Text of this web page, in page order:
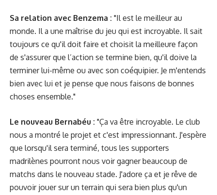
Sa relation avec Benzema : "Il est le meilleur au
monde. Il a une maîtrise du jeu qui est incroyable. Il sait
toujours ce qu'il doit faire et choisit la meilleure façon
de s'assurer que l’action se termine bien, qu'il doive la
terminer lui-même ou avec son coéquipier. Je m'entends
bien avec lui et je pense que nous faisons de bonnes
choses ensemble."
Le nouveau Bernabéu : "Ça va être incroyable. Le club
nous a montré le projet et c'est impressionnant. J'espère
que lorsqu'il sera terminé, tous les supporters
madrilènes pourront nous voir gagner beaucoup de
matchs dans le nouveau stade. J'adore ça et je rêve de
pouvoir jouer sur un terrain qui sera bien plus qu'un